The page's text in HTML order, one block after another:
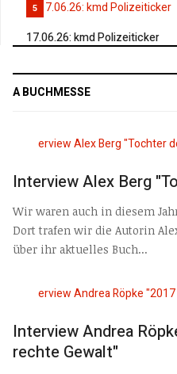
5
17.06.26: kmd Polizeiticker
A BUCHMESSE
Interview Alex Berg
Wir waren auch in diesem
Dort trafen wir die Autorin
über ihr aktuelles Buch...
Interview Andrea
rechte Gewalt"